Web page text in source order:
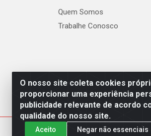
O nosso site coleta cookies
proporcionar uma experiência
publicidade relevante de acordo
qualidade do nosso site.
Aceito Negar não essenciais
Quem Somos
Trabalhe Conosco